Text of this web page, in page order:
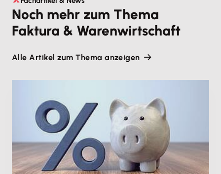
Noch mehr zum Thema
Faktura & Warenwirtschaft
Alle Artikel zum Thema anzeigen